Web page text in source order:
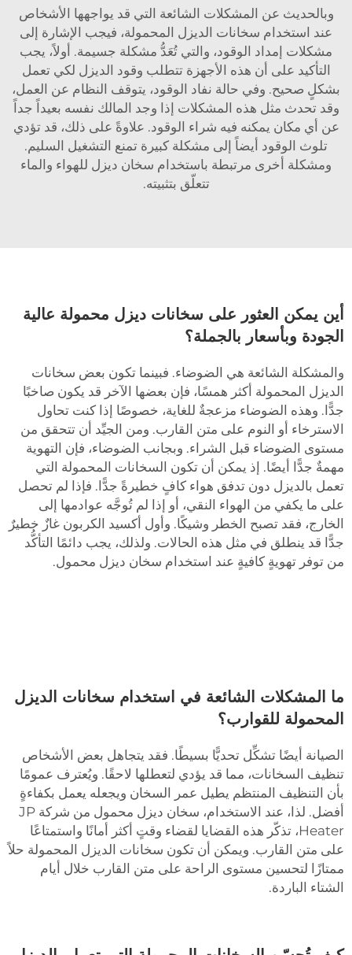
وبالحديث عن المشكلات الشائعة التي قد يواجهها الأشخاص
عند استخدام سخانات الديزل المحمولة، فيجب الإشارة إلى
مشكلات إمداد الوقود، والتي تُعَدُّ مشكلة جسيمة. أولاً، يجب
التأكيد على أن هذه الأجهزة تتطلب وقود الديزل لكي تعمل
بشكلٍ صحيح. وفي حالة نفاد الوقود، يتوقف النظام عن العمل،
وقد تحدث مثل هذه المشكلات إذا وجد المالك نفسه بعيداً جداً
عن أي مكان يمكنه فيه شراء الوقود. علاوةً على ذلك، قد تؤدي
تلوث الوقود أيضاً إلى مشكلة كبيرة تمنع التشغيل السليم.
ومشكلة أخرى مرتبطة باستخدام سخان ديزل للهواء والماء
تتعلّق بتثبيته.
أين يمكن العثور على سخانات ديزل محمولة عالية
الجودة وبأسعار بالجملة؟
والمشكلة الشائعة هي الضوضاء. فبينما تكون بعض سخانات
الديزل المحمولة أكثر همسًا، فإن بعضها الآخر قد يكون صاخبًا
جدًّا. وهذه الضوضاء مزعجةٌ للغاية، خصوصًا إذا كنت تحاول
الاسترخاء أو النوم على متن القارب. ومن الجيِّد أن تتحقق من
مستوى الضوضاء قبل الشراء. وبجانب الضوضاء، فإن التهوية
مهمةٌ جدًّا أيضًا. إذ يمكن أن تكون السخانات المحمولة التي
تعمل بالديزل دون تدفق هواء كافٍ خطيرةً جدًّا. فإذا لم تحصل
على ما يكفي من الهواء النقي، أو إذا لم تُوجَّه عوادمها إلى
الخارج، فقد تصبح الخطر وشيكًا. وأول أكسيد الكربون غازٌ خطيرٌ
جدًّا قد ينطلق في مثل هذه الحالات. ولذلك، يجب دائمًا التأكُّد
من توفر تهويةٍ كافيةٍ عند استخدام سخان ديزل محمول.
ما المشكلات الشائعة في استخدام سخانات الديزل
المحمولة للقوارب؟
الصيانة أيضًا تشكِّل تحديًّا بسيطًا. فقد يتجاهل بعض الأشخاص
تنظيف السخانات، مما قد يؤدي لتعطلها لاحقًا. ويُعترف عمومًا
بأن التنظيف المنتظم يطيل عمر السخان ويجعله يعمل بكفاءةٍ
أفضل. لذا، عند الاستخدام، سخان ديزل محمول
من شركة JP
Heater، تذكّر هذه القضايا لقضاء وقتٍ أكثر أمانًا واستمتاعًا
على متن القارب. ويمكن أن تكون سخانات الديزل المحمولة حلاً
ممتازًا لتحسين مستوى الراحة على متن القارب خلال أيام
الشتاء الباردة.